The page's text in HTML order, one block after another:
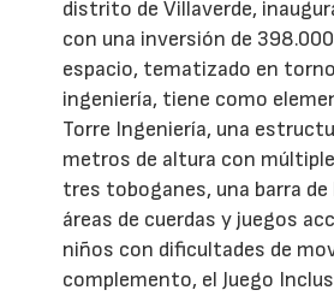
distrito de Villaverde,
con una inversión de
espacio, tematizado en
ingeniería, tiene como
Torre Ingeniería, una
metros de altura con
tres toboganes, una barra de
áreas de cuerdas y juegos
niños con dificultades de
complemento, el Juego